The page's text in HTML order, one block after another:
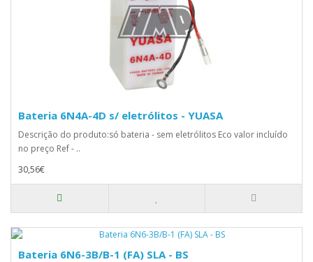
Bateria 6N4A-4D s/ eletrólitos - YUASA
Descrição do produto:só bateria - sem eletrólitos Eco valor incluído
no preço Ref - ..
30,56€
Bateria 6N6-3B/B-1 (FA) SLA - BS